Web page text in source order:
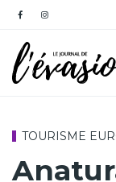
TOURISME